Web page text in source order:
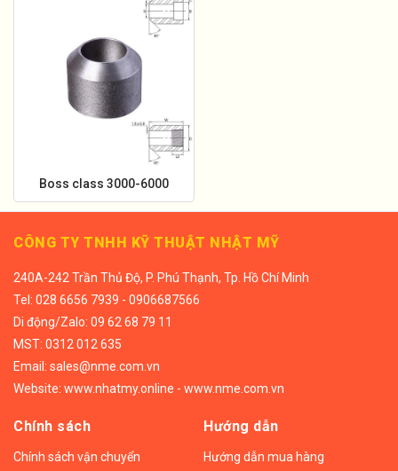
Boss class 3000-6000
CÔNG TY TNHH KỸ THUẬT NHẬT MỸ
240A-242 Trần Thủ Độ, P. Phú Thạnh, Tp. Hồ Chí Minh
Tel: 028 6656 7939 - 0906687566
Di động/Zalo: 09 62 68 79 11
MST: 0312 012 635
Email: sales@nme.com.vn
Website: www.nhatmy.online - www.nme.com.vn
Chính sách
Chính sách vận chuyển
Hướng dẫn
Hướng dẫn mua hàng